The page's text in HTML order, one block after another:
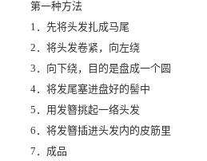
第一种方法
1．先将头发扎成马尾
2．将头发卷紧，向左绕
3．向下绕，目的是盘成一个圆
4．将发尾塞进盘好的髻中
5．用发簪挑起一络头发
6．将发簪插进头发内的皮筋里
7．成品